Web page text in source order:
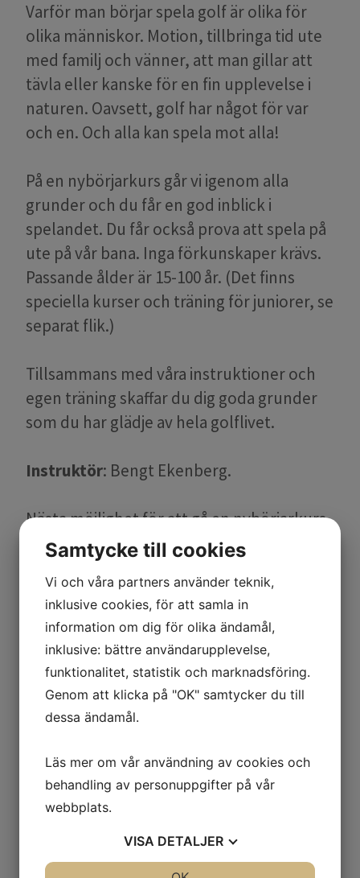
Varför man börjar spela golf är olika för
olika människor. Motion, tillbringa tid ute
med familj och vänner, att man gillar att
tävla eller kanske för en fin upplevelse i
naturen. Oavsett, golf har något för var
och en. Och alla kan spela mot alla!
På en nybörjarkurs går vi igenom alla
grunder och du får en god inblick i
spelandet. Du får också prova att spela på
ute på vår bana. Inga förkunskaper krävs.
Passande ålder är 15-100 år. (Det finns
speciella kurser och träning för juniorer, se
separat flik.)
Tillsammans med våra instruktioner och
egen träning skaffar du dig goda grunder
som du har glädje av hela golflivet.
Instruktör: Bengt Ekenberg.
Nästa möjlighet för att gå en nybörjarkurs
på Eda GK.
Vårkurs 25-26/4 samt 3/5.
25/4 - 12.00-14.00
26/4 - 12.00-14.00
3/5 - 09.30-12.00
Pris:1500:- och inkluderar årsavgift i Eda
GK samt övningsklubbor och lånebollar
Utrustning kan lånas under kursens gång.
Vi har även en välutrustad shop på plats
där du kan köpa både nya och begagnade
Samtycke till cookies
Vi och våra partners använder teknik,
inklusive cookies, för att samla in
information om dig för olika ändamål,
inklusive: bättre användarupplevelse,
funktionalitet, statistik och marknadsföring.
Genom att klicka på "OK" samtycker du till
dessa ändamål.
Läs mer om vår användning av cookies och
behandling av personuppgifter på vår
webbplats.
VISA DETALJER